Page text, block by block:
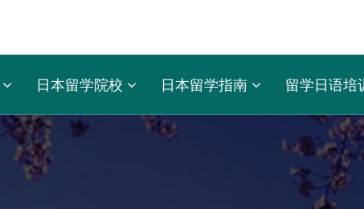
日本留学院校 日本留学指南 留学日语培